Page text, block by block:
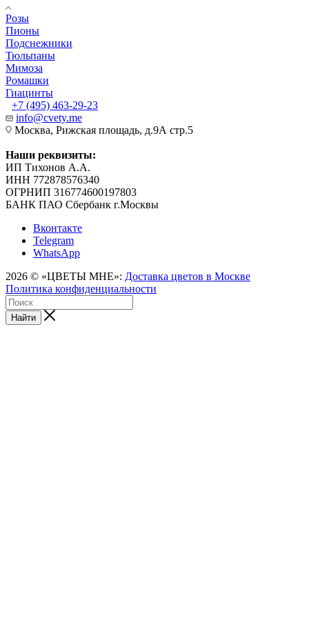
Розы
Пионы
Подснежники
Тюльпаны
Мимоза
Ромашки
Гиацинты
+7 (495) 463-29-23
info@cvety.me
Москва, Рижская площадь, д.9А стр.5
Наши реквизиты:
ИП Тихонов А.А.
ИНН 772878576340
ОГРНИП 316774600197803
БАНК ПАО Сбербанк г.Москвы
Вконтакте
Telegram
WhatsApp
2026 © «ЦВЕТЫ МНЕ»: Доставка цветов в Москве
Политика конфиденциальности
Найти